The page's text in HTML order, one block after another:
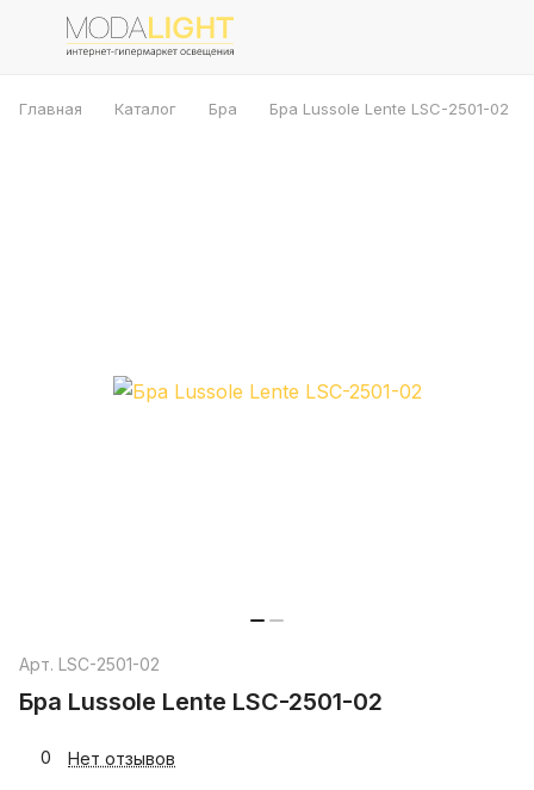
Главная Каталог Бра Бра Lussole Lente LSC-2501-02
Арт. LSC-2501-02
Бра Lussole Lente LSC-2501-02
0 Нет отзывов